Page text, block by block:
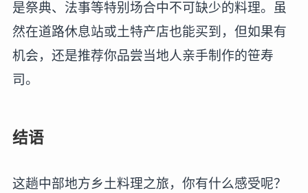
是祭典、法事等特别场合中不可缺少的料理。虽
然在道路休息站或土特产店也能买到，但如果有
机会，还是推荐你品尝当地人亲手制作的笹寿
司。
结语
这趟中部地方乡土料理之旅，你有什么感受呢？